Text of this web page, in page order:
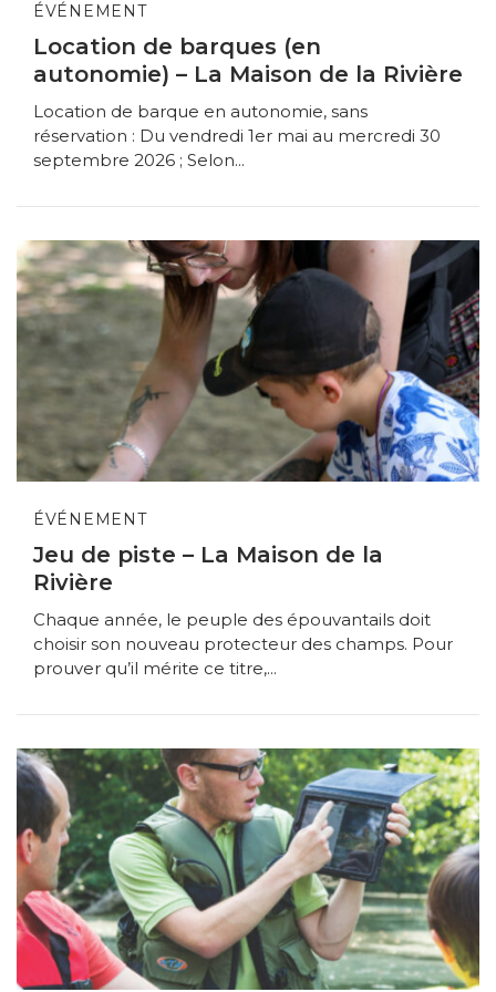
ÉVÉNEMENT
Location de barques (en
autonomie) – La Maison de la Rivière
Location de barque en autonomie, sans
réservation : Du vendredi 1er mai au mercredi 30
septembre 2026 ; Selon...
ÉVÉNEMENT
Jeu de piste – La Maison de la
Rivière
Chaque année, le peuple des épouvantails doit
choisir son nouveau protecteur des champs. Pour
prouver qu’il mérite ce titre,...